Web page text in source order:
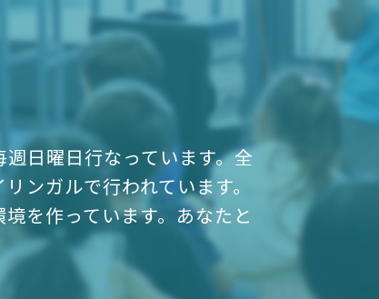
日曜日行なっています。全
ンガルで行われています。
を作っています。あなたと